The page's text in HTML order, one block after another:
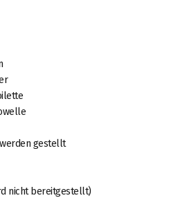
gestellt
nicht bereitgestellt)